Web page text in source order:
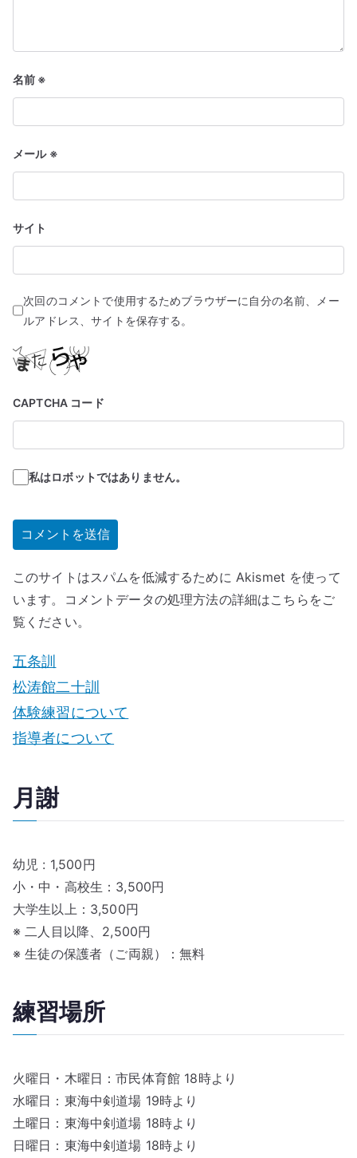
名前 ※
メール ※
サイト
次回のコメントで使用するためブラウザーに自分の名前、メー
ルアドレス、サイトを保存する。
CAPTCHA コード
私はロボットではありません。
このサイトはスパムを低減するために Akismet を使って
います。
コメントデータの処理方法の詳細はこちらをご
覧ください。
五条訓
松涛館二十訓
体験練習について
指導者について
月謝
幼児 : 1,500円
小・中・高校生：3,500円
大学生以上：3,500円
※ 二人目以降、2,500円
※ 生徒の保護者（ご両親）：無料
練習場所
火曜日・木曜日：市民体育館 18時より
水曜日：東海中剣道場 19時より
土曜日：東海中剣道場 18時より
日曜日：東海中剣道場 18時より